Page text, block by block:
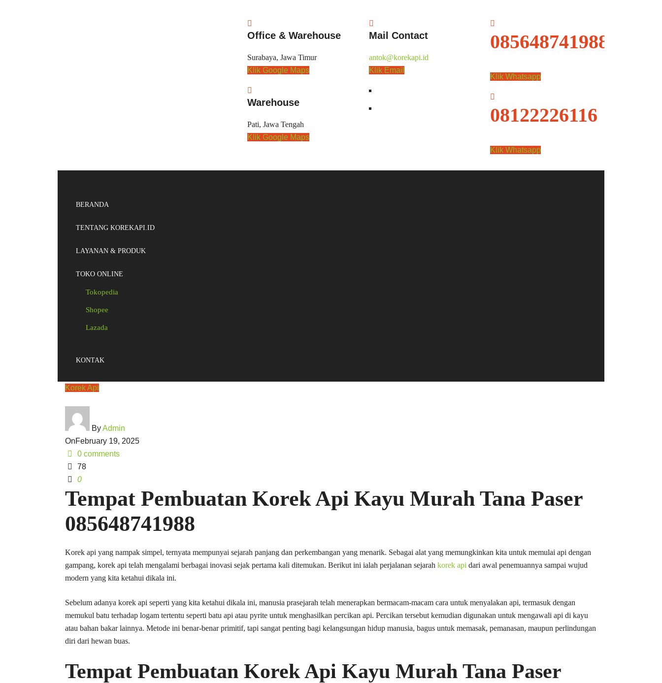
Office & Warehouse
Surabaya, Jawa Timur
Klik Google Maps
Warehouse
Pati, Jawa Tengah
Klik Google Maps
Mail Contact
antok@korekapi.id
Klik Email
085648741988
Klik Whatsapp
08122226116
Klik Whatsapp
BERANDA
TENTANG KOREKAPI.ID
LAYANAN & PRODUK
TOKO ONLINE
Tokopedia
Shopee
Lazada
KONTAK
Korek Api
ByAdmin
OnFebruary 19, 2025
0 comments
78
0
Tempat Pembuatan Korek Api Kayu Murah Tana Paser
085648741988
Korek api yang nampak simpel, ternyata mempunyai sejarah panjang dan perkembangan yang menarik. Sebagai alat yang memungkinkan kita untuk memulai api dengan
gampang, korek api telah mengalami berbagai inovasi sejak pertama kali ditemukan. Berikut ini ialah perjalanan sejarah korek api dari awal penemuannya sampai wujud
modern yang kita ketahui dikala ini.
Sebelum adanya korek api seperti yang kita ketahui dikala ini, manusia prasejarah telah menerapkan bermacam-macam cara untuk menyalakan api, termasuk dengan
memukul batu terhadap logam tertentu seperti batu api atau pyrite untuk menghasilkan percikan api. Percikan tersebut kemudian digunakan untuk mengawali api di kayu
atau bahan bakar lainnya. Metode ini benar-benar primitif, tapi sangat penting bagi kelangsungan hidup manusia, bagus untuk memasak, pemanasan, maupun perlindungan
diri dari hewan buas.
Tempat Pembuatan Korek Api Kayu Murah Tana Paser